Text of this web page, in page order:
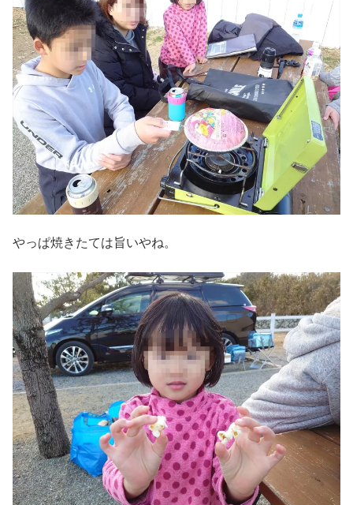
やっぱ焼きたては旨いやね。